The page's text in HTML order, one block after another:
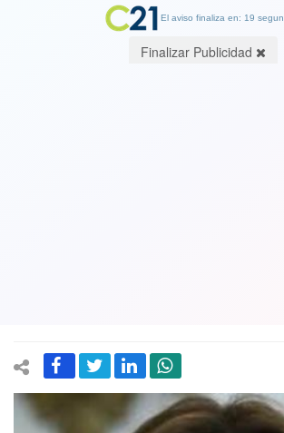
El aviso finaliza en: 19
Finalizar Publicidad